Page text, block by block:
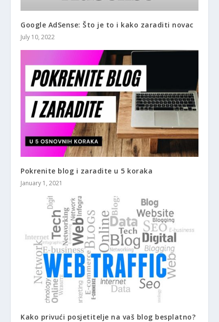
Google AdSense: Što je to i kako zaraditi novac
July 10, 2022
Pokrenite blog i zaradite u 5 koraka
January 1, 2021
Kako privući posjetitelje na vaš blog besplatno?